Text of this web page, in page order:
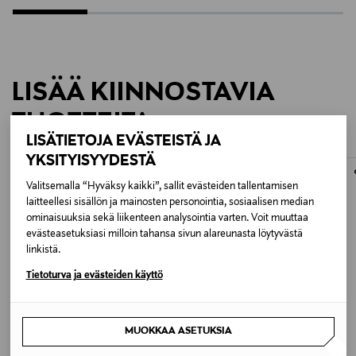
LISÄTIETOJA EVÄSTEISTÄ JA
YKSITYISYYDESTÄ
Valitsemalla “Hyväksy kaikki”, sallit evästeiden tallentamisen
laitteellesi sisällön ja mainosten personointia, sosiaalisen median
ominaisuuksia sekä liikenteen analysointia varten. Voit muuttaa
evästeasetuksiasi milloin tahansa sivun alareunasta löytyvästä
linkistä.
Tietoturva ja evästeiden käyttö
MUOKKAA ASETUKSIA
LISÄÄ KIINNOSTAVIA
TUOTTEITA
JÄSENETU –21% ETUKUPONKITUOTE